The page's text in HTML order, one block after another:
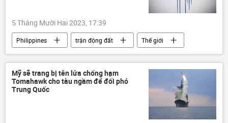
5 Tháng Mười Hai 2023, 17:39
Philippines trận động đất
Thế giới
thiên nhiên
Mỹ sẽ trang bị tên lửa chống hạm
Tomahawk cho tàu ngầm để đối phó
Trung Quốc